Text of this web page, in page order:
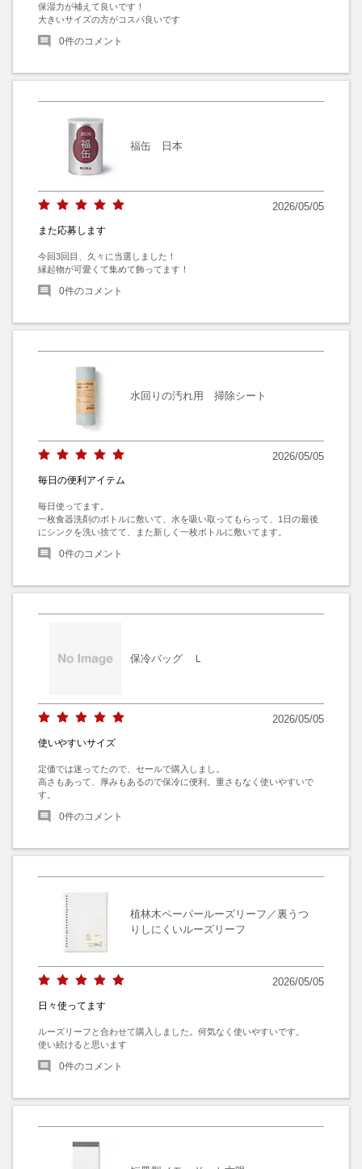
保湿力が補えて良いです！
大きいサイズの方がコスパ良いです
0件のコメント
福缶 日本
2026/05/05
また応募します
今回3回目、久々に当選しました！
縁起物が可愛くて集めて飾ってます！
0件のコメント
水回りの汚れ用 掃除シート
2026/05/05
毎日の便利アイテム
毎日使ってます。
一枚食器洗剤のボトルに敷いて、水を吸い取ってもらって、1日の最後
にシンクを洗い捨てて、また新しく一枚ボトルに敷いてます。
0件のコメント
保冷バッグ Ｌ
2026/05/05
使いやすいサイズ
定価では迷ってたので、セールで購入しまし。
高さもあって、厚みもあるので保冷に便利。重さもなく使いやすいで
す。
0件のコメント
植林木ペーパールーズリーフ／裏うつ
りしにくいルーズリーフ
2026/05/05
日々使ってます
ルーズリーフと合わせて購入しました。何気なく使いやすいです。
使い続けると思います
0件のコメント